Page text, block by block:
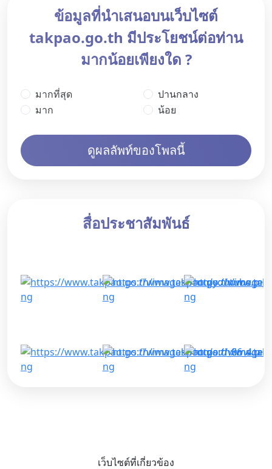
ข้อมูลที่นำเสนอบนเว็บไซต์
takpao.go.th มีประโยชน์ต่อท่าน
มากน้อยเพียงใด ?
มากที่สุด
ปานกลาง
มาก
น้อย
ดูผลลัพท์ของโพลนี้
สื่อประชาสัมพันธ์
เว็บไซต์ที่เกี่ยวข้อง